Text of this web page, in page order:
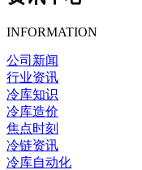
INFORMATION
公司新闻
行业资讯
冷库知识
冷库造价
焦点时刻
冷链资讯
冷库自动化